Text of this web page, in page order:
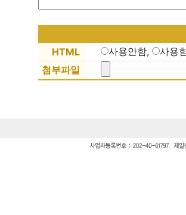
HTML 사용안함,
사용
첨부파일